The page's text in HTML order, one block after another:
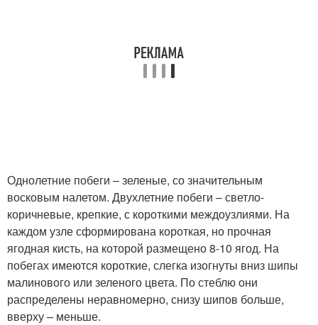
Однолетние побеги – зеленые, со значительным
восковым налетом. Двухлетние побеги – светло-
коричневые, крепкие, с короткими междоузлиями. На
каждом узле сформирована короткая, но прочная
ягодная кисть, на которой размещено 8-10 ягод. На
побегах имеются короткие, слегка изогнуты вниз шипы
малинового или зеленого цвета. По стеблю они
распределены неравномерно, снизу шипов больше,
вверху – меньше.